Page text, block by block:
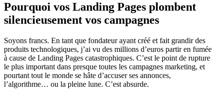
Pourquoi vos Landing Pages plombent
silencieusement vos campagnes
Soyons francs. En tant que fondateur ayant créé et fait grandir des
produits technologiques, j’ai vu des millions d’euros partir en fumée
à cause de Landing Pages catastrophiques. C’est le point de rupture
le plus important dans presque toutes les campagnes marketing, et
pourtant tout le monde se hâte d’accuser ses annonces,
l’algorithme… ou la pleine lune. C’est absurde.